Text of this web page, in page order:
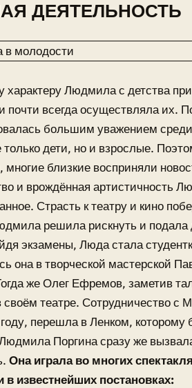
ДЕЯТЕЛЬНОСТЬ
характеру Людмила с детства
почти всегда осуществляла их.
большим уважением
дети, но и взрослые.
многие близкие восприняли
и врождённая артистичность
Страсть к театру и кино
решила рискнуть и
экзамены, Люда стала
она в творческой мастерской
же Олег Ефремов, заметив
театре. Сотрудничество с
перешла в Ленком, которому
Поргина сразу же
Она играла во многих
в известнейших постановках: